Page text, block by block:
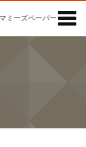
ーズペーパー)の「記事
